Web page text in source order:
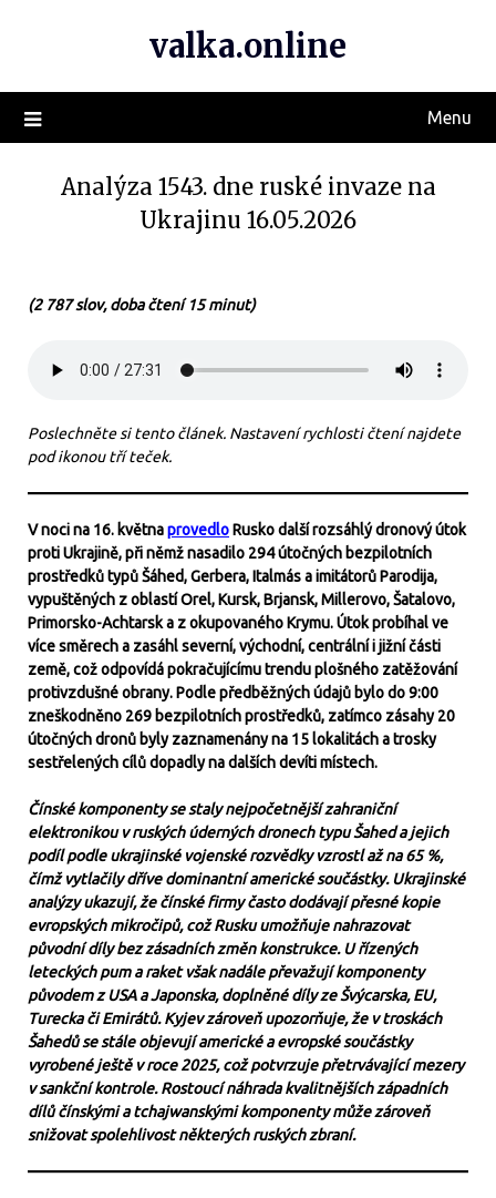
valka.online
Menu
Analýza 1543. dne ruské invaze na
Ukrajinu 16.05.2026
(2 787 slov, doba čtení 15 minut)
Poslechněte si tento článek. Nastavení rychlosti čtení najdete
pod ikonou tří teček.
V noci na 16. květnaprovedloRusko další rozsáhlý dronový útok
proti Ukrajině, při němž nasadilo 294 útočných bezpilotních
prostředků typů Šáhed, Gerbera, Italmás a imitátorů Parodija,
vypuštěných z oblastí Orel, Kursk, Brjansk, Millerovo, Šatalovo,
Primorsko-Achtarsk a z okupovaného Krymu. Útok probíhal ve
více směrech a zasáhl severní, východní, centrální i jižní části
země, což odpovídá pokračujícímu trendu plošného zatěžování
protivzdušné obrany. Podle předběžných údajů bylo do 9:00
zneškodněno 269 bezpilotních prostředků, zatímco zásahy 20
útočných dronů byly zaznamenány na 15 lokalitách a trosky
sestřelených cílů dopadly na dalších devíti místech.
Čínské komponenty se staly nejpočetnější zahraniční
elektronikou v ruských úderných dronech typu Šahed a jejich
podíl podle ukrajinské vojenské rozvědky vzrostl až na 65 %,
čímž vytlačily dříve dominantní americké součástky. Ukrajinské
analýzy ukazují, že čínské firmy často dodávají přesné kopie
evropských mikročipů, což Rusku umožňuje nahrazovat
původní díly bez zásadních změn konstrukce. U řízených
leteckých pum a raket však nadále převažují komponenty
původem z USA a Japonska, doplněné díly ze Švýcarska, EU,
Turecka či Emirátů. Kyjev zároveň upozorňuje, že v troskách
Šahedů se stále objevují americké a evropské součástky
vyrobené ještě v roce 2025, což potvrzuje přetrvávající mezery
v sankční kontrole. Rostoucí náhrada kvalitnějších západních
dílů čínskými a tchajwanskými komponenty může zároveň
snižovat spolehlivost některých ruských zbraní.